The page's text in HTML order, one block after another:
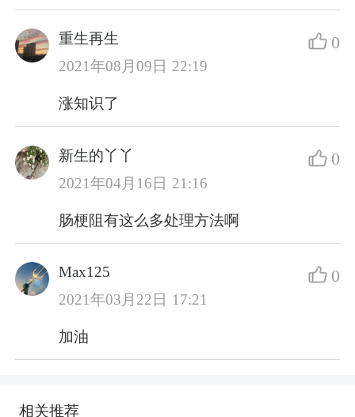
重生再生
2021年08月09日 22:19
0
涨知识了
新生的丫丫
2021年04月16日 21:16
0
肠梗阻有这么多处理方法啊
Max125
2021年03月22日 17:21
0
加油
相关推荐